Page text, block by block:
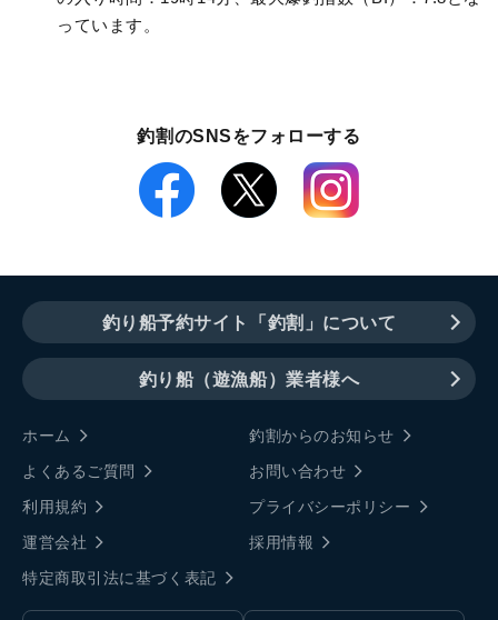
っています。
釣割のSNSをフォローする
釣り船予約サイト「釣割」について
釣り船（遊漁船）業者様へ
ホーム
釣割からのお知らせ
よくあるご質問
お問い合わせ
利用規約
プライバシーポリシー
運営会社
採用情報
特定商取引法に基づく表記